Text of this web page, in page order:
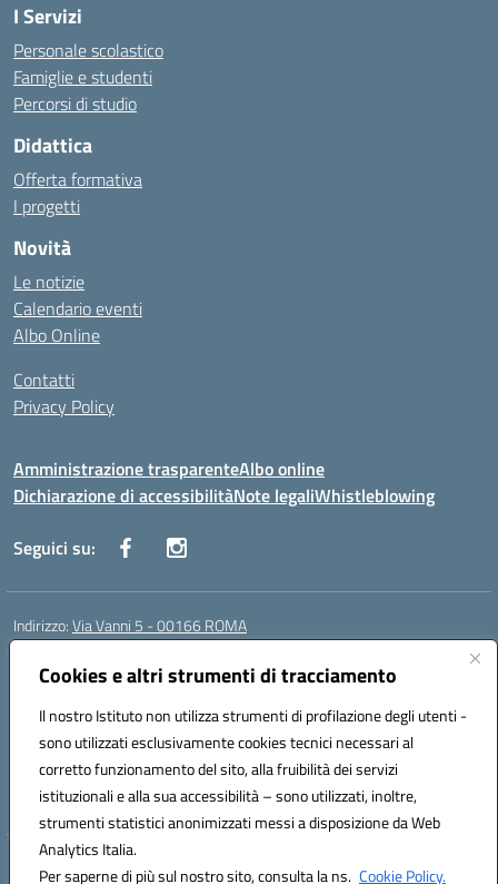
Cookies e altri strumenti di tracciamento
Il nostro Istituto non utilizza strumenti di profilazione degli utenti -
sono utilizzati esclusivamente cookies tecnici necessari al
corretto funzionamento del sito, alla fruibilità dei servizi
istituzionali e alla sua accessibilità – sono utilizzati, inoltre,
strumenti statistici anonimizzati messi a disposizione da Web
Analytics Italia.
Per saperne di più sul nostro sito, consulta la ns. Cookie Policy.
I Servizi
Personale scolastico
Famiglie e studenti
Percorsi di studio
Didattica
Offerta formativa
I progetti
Novità
Le notizie
Calendario eventi
Albo Online
Contatti
Privacy Policy
Amministrazione trasparenteAlbo online
Dichiarazione di accessibilitàNote legaliWhistleblowing
Seguici su:
Indirizzo:Via Vanni 5 - 00166 ROMA
Centralino:
Posta elettronica certificata (PEC):RMIC86500P@pec.istruzione.it
Codice fiscale: 97197050582
Codice meccanografico:RMIC86500P
Codice Indice delle Pubbliche Amministrazioni (IPA): istsc_RMIC86500P
Codice unico di fatturazione (CUF): UFSRRZ
Hosting & Powered by 3D Solution S.r.l.